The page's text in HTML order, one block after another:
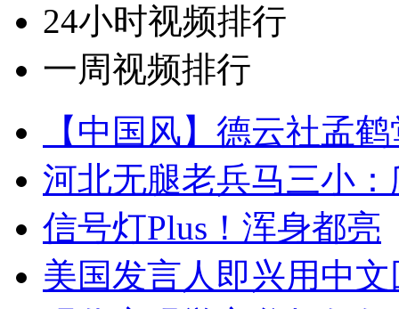
24小时视频排行
一周视频排行
【中国风】德云社孟
河北无腿老兵马三小
信号灯Plus！浑身都亮
美国发言人即兴用中